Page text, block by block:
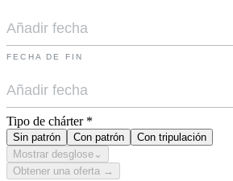
FECHA DE FIN
Tipo de chárter *
Sin patrón Con patrón
Con tripulación
Mostrar desglose ⌄
Obtener una oferta →